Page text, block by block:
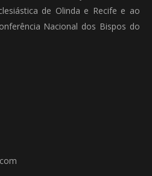
de Olinda e Recife e ao
Nacional dos Bispos do